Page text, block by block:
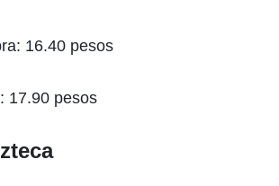
16.40 pesos
17.90 pesos